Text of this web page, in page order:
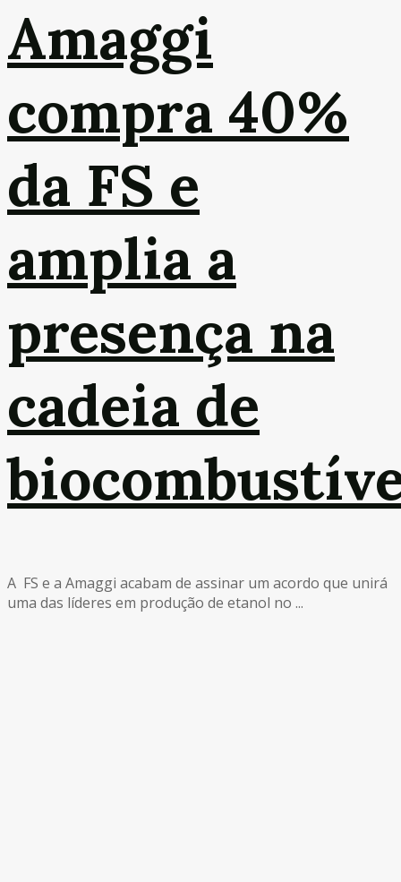
Amaggi
compra 40%
da FS e
amplia a
presença na
cadeia de
A FS e a Amaggi acabam de assinar um acordo que unirá
uma das líderes em produção de etanol no ...